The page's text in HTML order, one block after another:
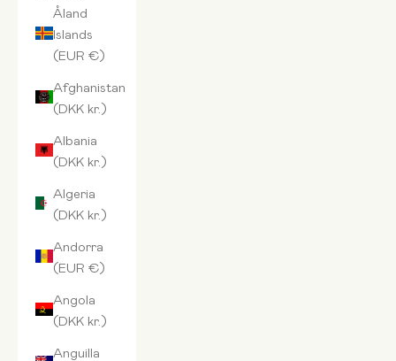
Åland
Islands
(EUR €)
Afghanistan
(DKK kr.)
Albania
(DKK kr.)
Algeria
(DKK kr.)
Andorra
(EUR €)
Angola
(DKK kr.)
Anguilla